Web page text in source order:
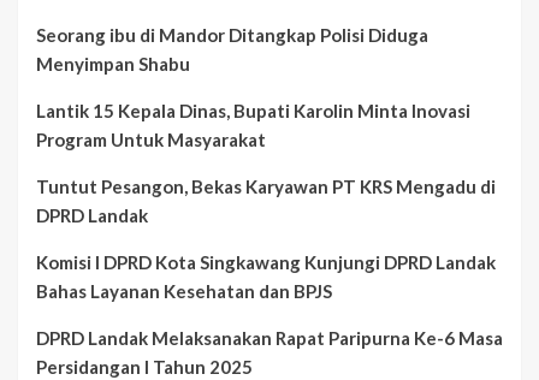
Seorang ibu di Mandor Ditangkap Polisi Diduga
Menyimpan Shabu
Lantik 15 Kepala Dinas, Bupati Karolin Minta Inovasi
Program Untuk Masyarakat
Tuntut Pesangon, Bekas Karyawan PT KRS Mengadu di
DPRD Landak
Komisi I DPRD Kota Singkawang Kunjungi DPRD Landak
Bahas Layanan Kesehatan dan BPJS
DPRD Landak Melaksanakan Rapat Paripurna Ke-6 Masa
Persidangan I Tahun 2025